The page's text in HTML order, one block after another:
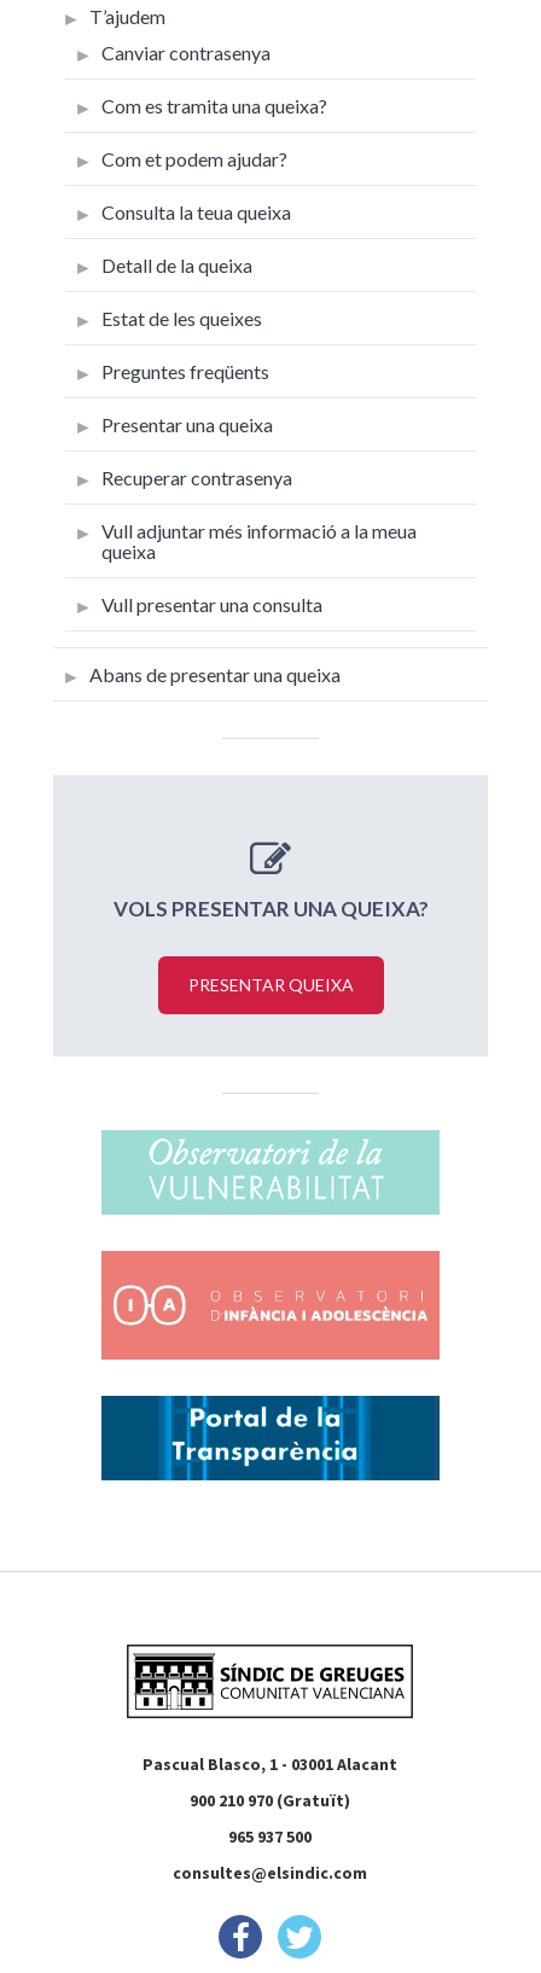
T’ajudem
Canviar contrasenya
Com es tramita una queixa?
Com et podem ajudar?
Consulta la teua queixa
Detall de la queixa
Estat de les queixes
Preguntes freqüents
Presentar una queixa
Recuperar contrasenya
Vull adjuntar més informació a la meua
queixa
Vull presentar una consulta
Abans de presentar una queixa
VOLS PRESENTAR UNA QUEIXA?
PRESENTAR QUEIXA
Pascual Blasco, 1 - 03001 Alacant
900 210 970 (Gratuït)
965 937 500
consultes@elsindic.com